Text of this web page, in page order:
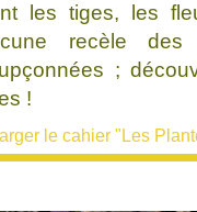
les tiges, les
recèle des
;
!
le cahier "Les